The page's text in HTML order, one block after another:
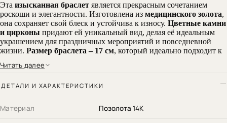
Эта изысканная браслет является прекрасным сочетанием
роскоши и элегантности. Изготовлена из медицинского золота,
она сохраняет свой блеск и устойчива к износу. Цветные камни
и цирконы придают ей уникальный вид, делая её идеальным
украшением для праздничных мероприятий и повседневной
жизни. Размер браслета – 17 см, который идеально подходит к
долговечный материал
Читать далее
ДЕТАЛИ И ХАРАКТЕРИСТИКИ
Материал Позолота 14К